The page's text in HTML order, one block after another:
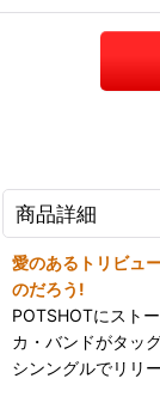
商品詳細
愛のあるトリビュ
のだろう!
POTSHOTにスト
カ・バンドがタッ
シンングルでリリ